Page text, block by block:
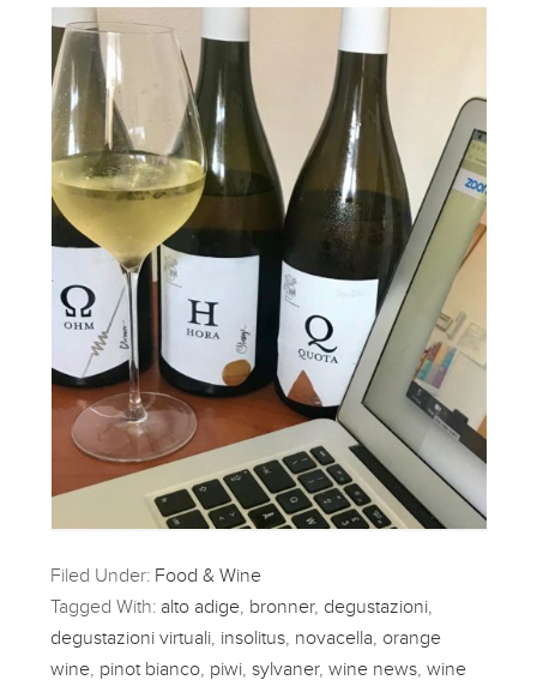
Filed Under: Food & Wine
Tagged With: alto adige bronner, degustazioni
degustazioni virtuali insolitus novacella orange
wine pinot bianco piwi ,sylvaner,wine news ,wine